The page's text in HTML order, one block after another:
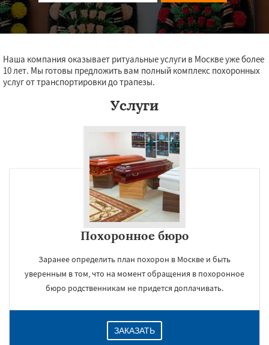
Наша компания оказывает ритуальные услуги в Москве уже более
10 лет. Мы готовы предложить вам полный комплекс похоронных
услуг от транспортировки до трапезы.
Услуги
Похоронное бюро
Заранее определить план похорон в Москве и быть
уверенным в том, что на момент обращения в похоронное
бюро родственникам не придется доплачивать.
ЗАКАЗАТЬ